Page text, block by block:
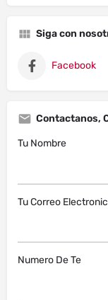
Siga con
Facebook
Contactanos,
Tu Nombre
Tu Correo
Numero De Te